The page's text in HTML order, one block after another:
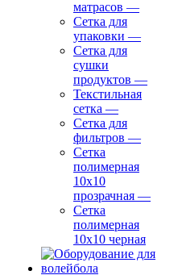
матрасов —
Сетка для
упаковки —
Сетка для
сушки
продуктов —
Текстильная
сетка —
Сетка для
фильтров —
Сетка
полимерная
10х10
прозрачная —
Сетка
полимерная
10х10 черная